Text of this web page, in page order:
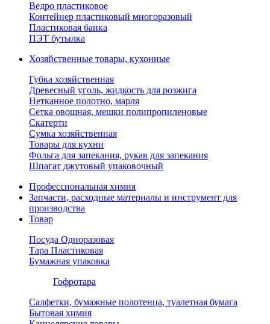
Ведро пластиковое
Контейнер пластиковый многоразовый
Пластиковая банка
ПЭТ бутылка
Хозяйственные товары, кухонные
Губка хозяйственная
Древесный уголь, жидкость для розжига
Нетканное полотно, марля
Сетка овощная, мешки полипропиленовые
Скатерти
Сумка хозяйственная
Товары для кухни
Фольга для запекания, рукав для запекания
Шпагат джутовый упаковочный
Профессиональная химия
Запчасти, расходные материалы и инструмент для
производства
Товар
Посуда Одноразовая
Тара Пластиковая
Бумажная упаковка
Гофротара
Салфетки, бумажные полотенца, туалетная бумага
Бытовая химия